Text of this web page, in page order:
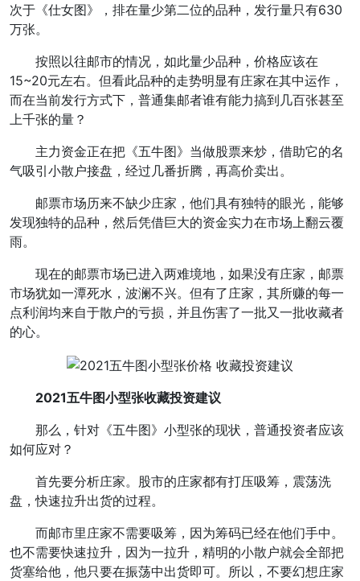
次于《仕女图》，排在量少第二位的品种，发行量只有630
万张。
按照以往邮市的情况，如此量少品种，价格应该在
15~20元左右。但看此品种的走势明显有庄家在其中运作，
而在当前发行方式下，普通集邮者谁有能力搞到几百张甚至
上千张的量？
主力资金正在把《五牛图》当做股票来炒，借助它的名
气吸引小散户接盘，经过几番折腾，再高价卖出。
邮票市场历来不缺少庄家，他们具有独特的眼光，能够
发现独特的品种，然后凭借巨大的资金实力在市场上翻云覆
雨。
现在的邮票市场已进入两难境地，如果没有庄家，邮票
市场犹如一潭死水，波澜不兴。但有了庄家，其所赚的每一
点利润均来自于散户的亏损，并且伤害了一批又一批收藏者
的心。
2021五牛图小型张收藏投资建议
那么，针对《五牛图》小型张的现状，普通投资者应该
如何应对？
首先要分析庄家。股市的庄家都有打压吸筹，震荡洗
盘，快速拉升出货的过程。
而邮市里庄家不需要吸筹，因为筹码已经在他们手中。
也不需要快速拉升，因为一拉升，精明的小散户就会全部把
货塞给他，他只要在振荡中出货即可。所以，不要幻想庄家